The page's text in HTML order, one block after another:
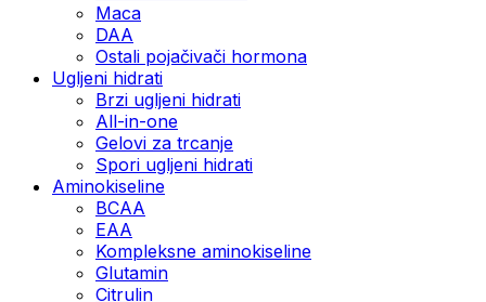
Maca
DAA
Ostali pojačivači hormona
Ugljeni hidrati
Brzi ugljeni hidrati
All-in-one
Gelovi za trcanje
Spori ugljeni hidrati
Aminokiseline
BCAA
ЕАА
Kompleksne aminokiseline
Glutamin
Citrulin